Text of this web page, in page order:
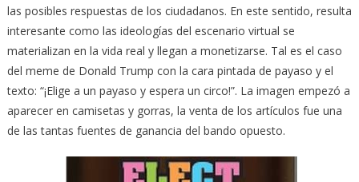
las posibles respuestas de los ciudadanos. En este sentido, resulta
interesante como las ideologías del escenario virtual se
materializan en la vida real y llegan a monetizarse. Tal es el caso
del meme de Donald Trump con la cara pintada de payaso y el
texto: “¡Elige a un payaso y espera un circo!”. La imagen empezó a
aparecer en camisetas y gorras, la venta de los artículos fue una
de las tantas fuentes de ganancia del bando opuesto.